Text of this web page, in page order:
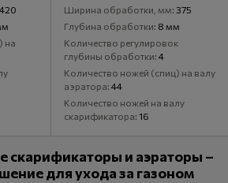
420
на
Ширина обработки, мм 375
Глубина обработки 8 мм
Количество регулировок
глубины обработки 4
Количество ножей (спиц) на валу
аэратора 44
Количество ножей на валу
скарификатора 16
скарификаторы и аэраторы –
для ухода за газоном